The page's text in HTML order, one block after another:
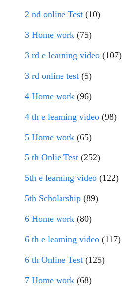
2 nd online Test (10)
3 Home work (75)
3 rd e learning video (107)
3 rd online test (5)
4 Home work (96)
4 th e learning video (98)
5 Home work (65)
5 th Onlie Test (252)
5th e learning video (122)
5th Scholarship (89)
6 Home work (80)
6 th e learning video (117)
6 th Online Test (125)
7 Home work (68)